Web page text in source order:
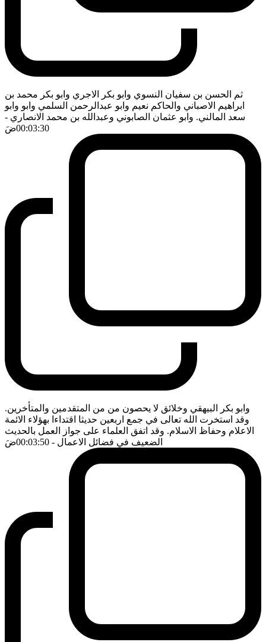
ثم الحسن بن سفيان النسوي وابو بكر الاجري وابو بكر محمد بن
ابراهيم الاصباني والحاكم نعيم وابو عبدالرحمن السلمي وابو وابو
سعد المالني. وابو عثمان الصابوني وعبدالله بن محمد الانصاري -
00:03:30ضَ
وابو بكر البيهقي وخلائق لا يحصون من من المتقدمين والمتأخرين.
وقد استخرت الله تعالى في جمع اربعين حديثا اقتداءا بهؤلاء الائمة
الاعلام وحفاظ الاسلام. وقد اتفق العلماء على جواز العمل بالحديث
الضعيف في فضائل الاعمال - 00:03:50 ضَ